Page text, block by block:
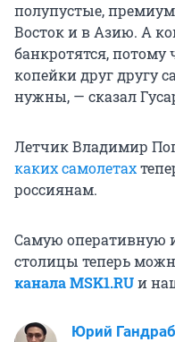
полупустые,
Восток и в Азию. А
банкротятся, потому
копейки друг другу
нужны, — сказал
Летчик Владимир
каких самолетах
россиянам.
Самую
столицы теперь
канала MSK1.RUи
Юрий